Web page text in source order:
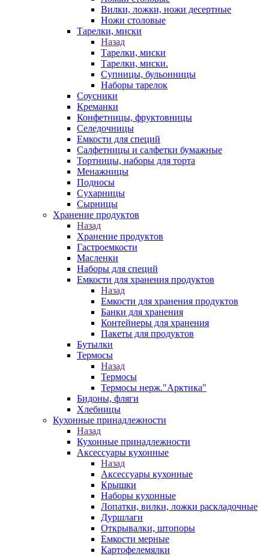
Вилки, ложки, ножи десертные
Ножи столовые
Тарелки, миски
Назад
Тарелки, миски
Тарелки, миски.
Супницы, бульонницы
Наборы тарелок
Соусники
Креманки
Конфетницы, фруктовницы
Селедочницы
Емкости для специй
Салфетницы и салфетки бумажные
Тортницы, наборы для торта
Менажницы
Подносы
Сухарницы
Сырницы
Хранение продуктов
Назад
Хранение продуктов
Гастроемкости
Масленки
Наборы для специй
Емкости для хранения продуктов
Назад
Емкости для хранения продуктов
Банки для хранения
Контейнеры для хранения
Пакеты для продуктов
Бутылки
Термосы
Назад
Термосы
Термосы нерж."Арктика"
Бидоны, фляги
Хлебницы
Кухонные принадлежности
Назад
Кухонные принадлежности
Аксессуары кухонные
Назад
Аксессуары кухонные
Крышки
Наборы кухонные
Лопатки, вилки, ложки раскладочные
Дуршлаги
Открывалки, штопоры
Емкости мерные
Картофелемялки